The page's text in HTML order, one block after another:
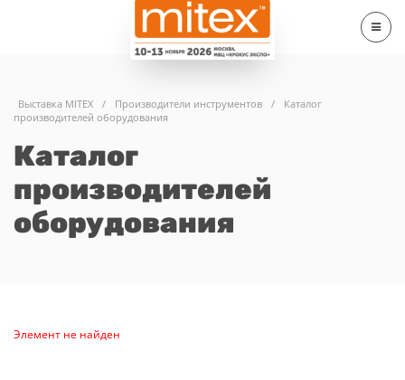
Выставка MITEX / Производители инструментов /
Каталог
производителей оборудования
Каталог
производителей
оборудования
Элемент не найден